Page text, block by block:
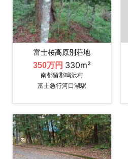
富士桜高原別荘地
350万円 330m²
南都留郡鳴沢村
富士急行河口湖駅